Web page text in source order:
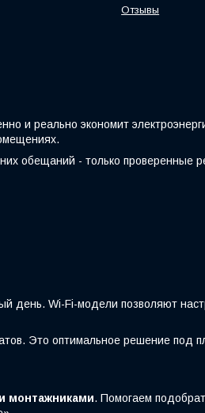
Отзывы
и реально экономит
обещаний - только проверенные
день. Wi-Fi-модели позволяют
Это оптимальное решение под
монтажниками. Помогаем